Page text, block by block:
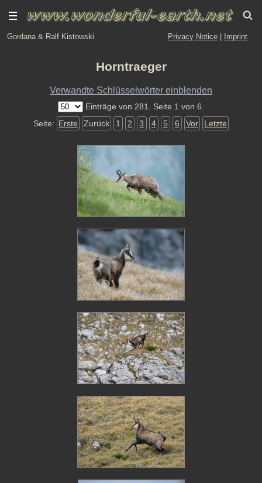
Gordana & Ralf Kistowski Privacy Notice Imprint
Horntraeger
Verwandte Schlüsselwörter einblenden
Einträge von 281. Seite 1 von 6.
Seite: Erste Zurück 1 2 3 4 5 6 Vor Letzte